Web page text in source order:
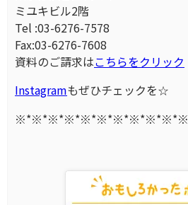
ミユキビル2階
Tel :03-6276-7578
Fax:03-6276-7608
資料のご請求はこちらをクリック
Instagramもぜひチェックを☆
※*※*※*※*※*※*※*※*※*※*※